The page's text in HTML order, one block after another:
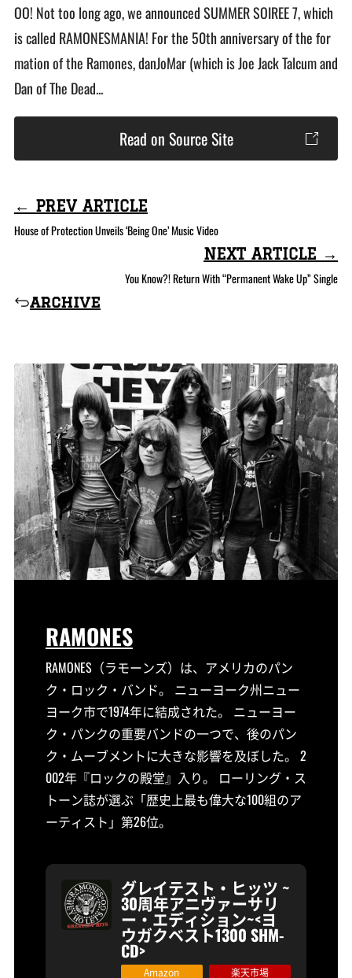
OO! Not too long ago, we announced SUMMER SOIREE 7, which
is called RAMONESMANIA! For the 50th anniversary of the for
mation of the Ramones, danJoMar (which is Joe Jack Talcum and
Dan of The Dead...
Read on Source Site
← PREV ARTICLE
House of Protection Unveils ‘Being One’ Music Video
archive
NEXT ARTICLE →
You Know?! Return With “Permanent Wake Up” Single
RAMONES
RAMONES（ラモーンズ）は、アメリカのパン
ク・ロック・バンド。 ニューヨーク州ニュー
ヨーク市で1974年に結成された。 ニューヨー
ク・パンクの重要バンドの一つで、後のパン
ク・ムーブメントに大きな影響を及ぼした。 2
002年『ロックの殿堂』入り。 ローリング・ス
トーン誌が選ぶ「歴史上最も偉大な100組のア
ーティスト」第26位。
グレイテスト・ヒッツ ~
30周年アニヴァーサリ
ー・エディション~<ヨ
ウガクベスト1300 SHM-
CD>
Amazon 楽天市場